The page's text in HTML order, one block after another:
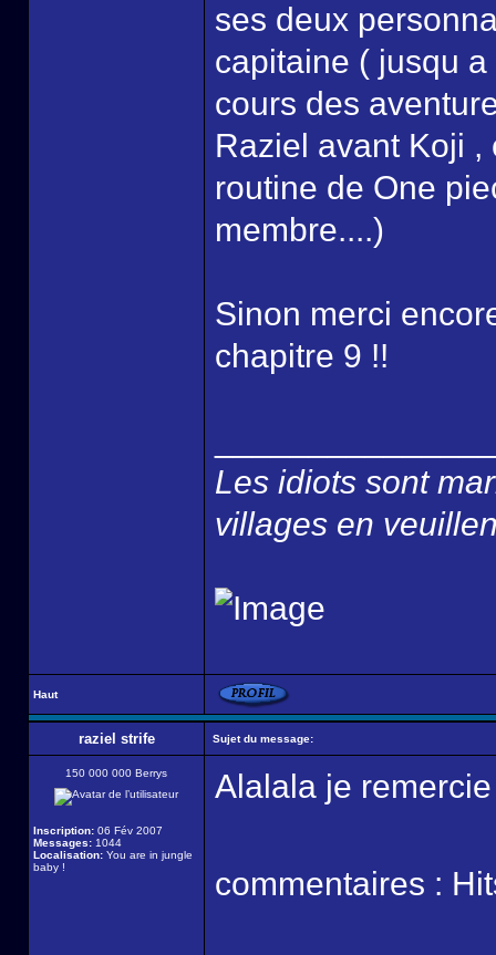
ses deux
capitaine ( jusqu
cours des
Raziel avant Koji
routine de One
membre....)
Sinon merci
chapitre 9 !!
Les idiots sont
villages en
Haut
raziel strife Sujet du message:
150 000 000 Berrys
Inscription: 06 Fév 2007
Messages: 1044
Localisation: You are in jungle
baby !
Alalala je
commentaires :